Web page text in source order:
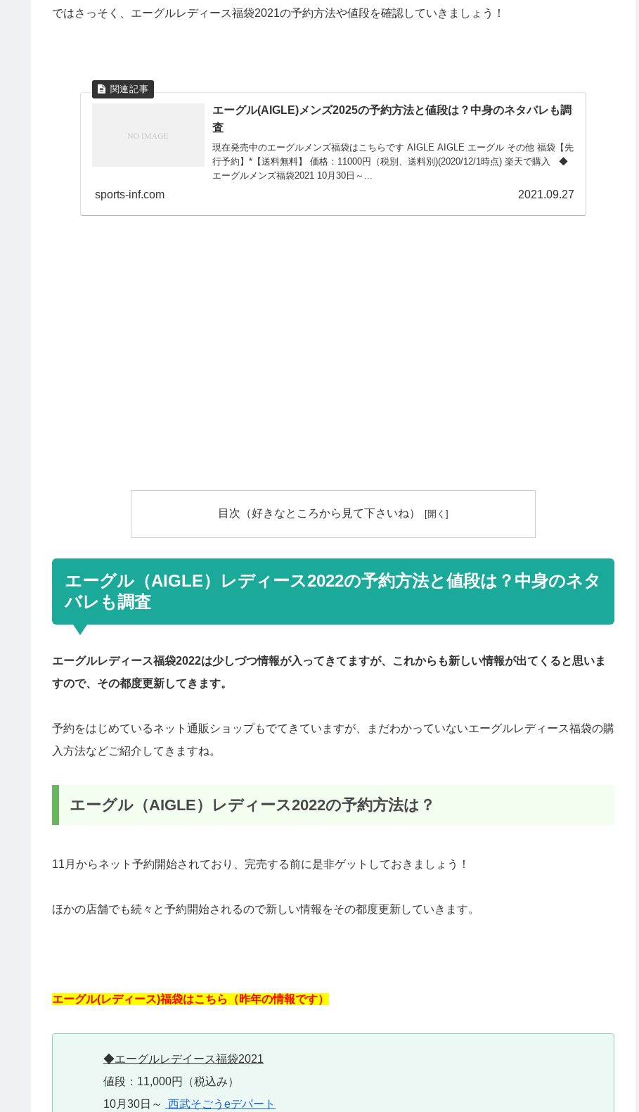
ではさっそく、エーグルレディース福袋2021の予約方法や値段を確認していきましょう！
エーグル(AIGLE)メンズ2025の予約方法と値段は？中身のネタバレも調
査
現在発売中のエーグルメンズ福袋はこちらです AIGLE AIGLE エーグル その他 福袋【先
行予約】*【送料無料】 価格：11000円（税別、送料別)(2020/12/1時点) 楽天で購入 ◆
エーグルメンズ福袋2021 10月30日～...
sports-inf.com 2021.09.27
目次（好きなところから見て下さいね）
エーグル（AIGLE）レディース2022の予約方法と値段は？中身のネタ
バレも調査
エーグルレディース福袋2022は少しづつ情報が入ってきてますが、これからも新しい情報が出てくると思いま
すので、その都度更新してきます。
予約をはじめているネット通販ショップもでてきていますが、まだわかっていないエーグルレディース福袋の購
入方法などご紹介してきますね。
エーグル（AIGLE）レディース2022の予約方法は？
11月からネット予約開始されており、完売する前に是非ゲットしておきましょう！
ほかの店舗でも続々と予約開始されるので新しい情報をその都度更新していきます。
エーグル(レディース)福袋はこちら（昨年の情報です）
◆エーグルレデイース福袋2021
値段：11,000円（税込み）
10月30日～
西武そごうeデパート